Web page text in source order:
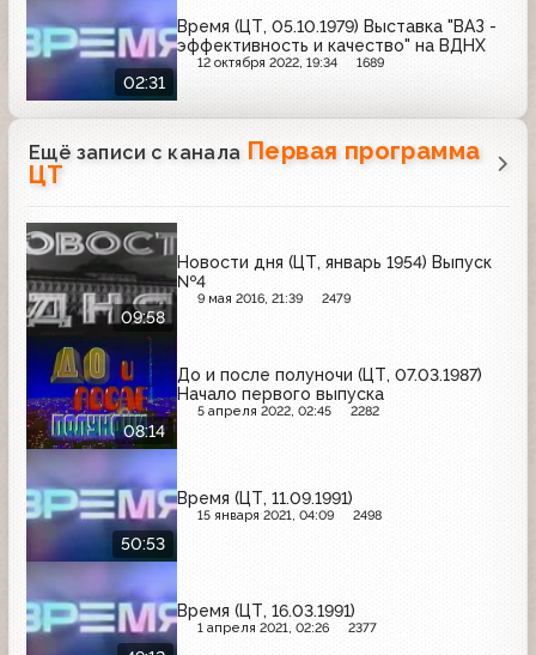
02:31
Время (ЦТ, 05.10.1979) Выставка "ВАЗ -
эффективность и качество" на ВДНХ
12 октября 2022, 19:34 1689
Ещё записи с канала Первая программа
ЦТ
09:58
Новости дня (ЦТ, январь 1954) Выпуск
№4
9 мая 2016, 21:39 2479
08:14
До и после полуночи (ЦТ, 07.03.1987)
Начало первого выпуска
5 апреля 2022, 02:45 2282
50:53
Время (ЦТ, 11.09.1991)
15 января 2021, 04:09 2498
Время (ЦТ, 16.03.1991)
1 апреля 2021, 02:26 2377